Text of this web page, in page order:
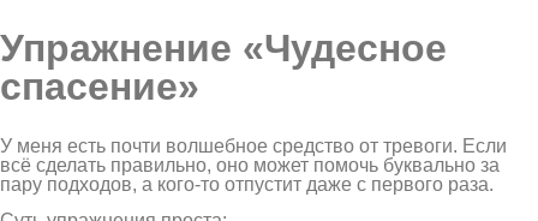
Упражнение «Чудесное
спасение»
У меня есть почти волшебное средство от тревоги. Если
всё сделать правильно, оно может помочь буквально за
пару подходов, а кого-то отпустит даже с первого раза.